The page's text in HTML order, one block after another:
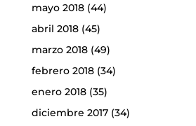
mayo 2018(44)
abril 2018(45)
marzo 2018(49)
febrero 2018(34)
enero 2018(35)
diciembre 2017(34)